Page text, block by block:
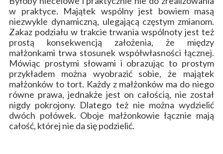
w praktyce. Majątek wspólny jest bowiem masą
niezwykle dynamiczną, ulegającą częstym zmianom.
Zakaz podziału w trakcie trwania wspólnoty jest też
prostą konsekwencją założenia, że między
małżonkami trwa stosunek współwłasności łącznej.
Mówiąc prostymi słowami i obrazując to prostym
przykładem można wyobrazić sobie, że majątek
małżonków to tort. Każdy z małżonków ma do niego
równe prawa, jednakże jest on całością, nie został
nigdy pokrojony. Dlatego też nie można wydzielić
dwóch połówek. Oboje małżonkowie łącznie mają
całość, której nie da się podzielić.